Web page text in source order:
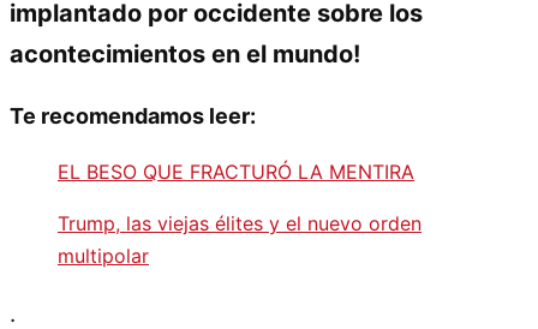
implantado por occidente sobre los
acontecimientos en el mundo!
Te recomendamos leer:
EL BESO QUE FRACTURÓ LA MENTIRA
Trump, las viejas élites y el nuevo orden
multipolar
.